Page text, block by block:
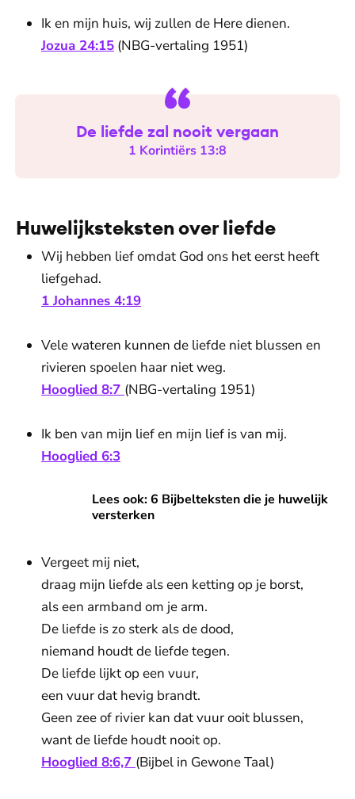
Ik en mijn huis, wij zullen de Here dienen.
Jozua 24:15 (NBG-vertaling 1951)
1 Korintiërs 13:8
De liefde zal nooit vergaan
Huwelijksteksten over liefde
Wij hebben lief omdat God ons het eerst heeft
liefgehad.
1 Johannes 4:19
Vele wateren kunnen de liefde niet blussen en
rivieren spoelen haar niet weg.
Hooglied 8:7 (NBG-vertaling 1951)
Ik ben van mijn lief en mijn lief is van mij.
Hooglied 6:3
Lees ook: 6 Bijbelteksten die je huwelijk
versterken
Lees ook: 6 Bijbelteksten die je huwelijk versterken
Vergeet mij niet,
draag mijn liefde als een ketting op je borst,
als een armband om je arm.
De liefde is zo sterk als de dood,
niemand houdt de liefde tegen.
De liefde lijkt op een vuur,
een vuur dat hevig brandt.
Geen zee of rivier kan dat vuur ooit blussen,
want de liefde houdt nooit op.
Hooglied 8:6,7 (Bijbel in Gewone Taal)